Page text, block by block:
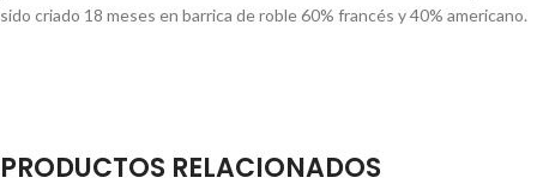
sido criado 18 meses en barrica de roble 60% francés y 40% americano.
PRODUCTOS RELACIONADOS